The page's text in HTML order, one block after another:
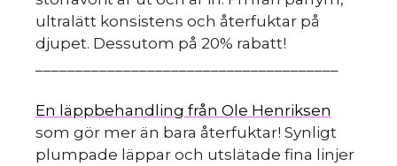
ultralätt konsistens och återfuktar på
djupet. Dessutom på 20% rabatt!
En läppbehandling från Ole Henriksen
som gör mer än bara återfuktar! Synligt
plumpade läppar och utslätade fina linjer